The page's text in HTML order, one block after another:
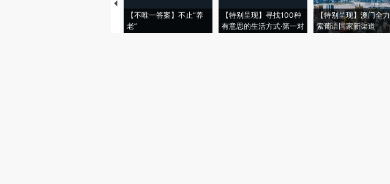
【不唯一答案】不止“养
老”
【特别呈现】寻找100种
有意思的生活方式·第一对
【特别呈现】澳门全
索葡语国家新渠道